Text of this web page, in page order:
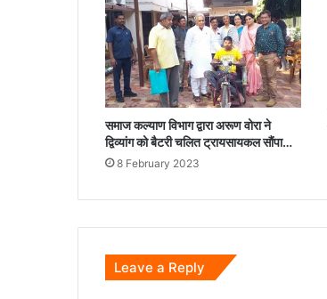
समाज कल्याण विभाग द्वारा अरूण वोरा ने
द्विव्यांग को बैटरी चलित ट्रायसायकल सौंपा…
8 February 2023
Leave a Reply